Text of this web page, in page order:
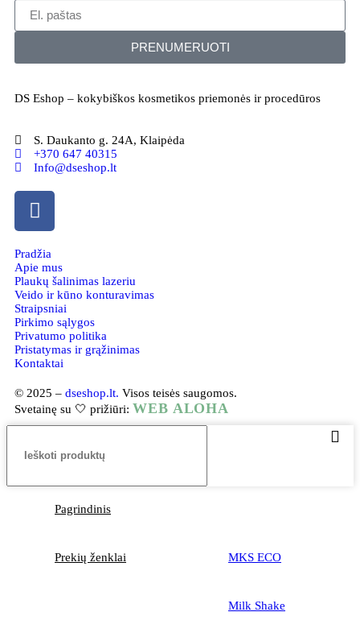
PRENUMERUOTI
DS Eshop – kokybiškos kosmetikos priemonės ir procedūros
S. Daukanto g. 24A, Klaipėda
+370 647 40315
Info@dseshop.lt
Pradžia
Apie mus
Plaukų šalinimas lazeriu
Veido ir kūno konturavimas
Straipsniai
Pirkimo sąlygos
Privatumo politika
Pristatymas ir grąžinimas
Kontaktai
© 2025 – dseshop.lt. Visos teisės saugomos.
Svetainę su 🤍 prižiūri: WEB ALOHA
Pagrindinis
Prekių ženklai MKS ECO
Milk Shake